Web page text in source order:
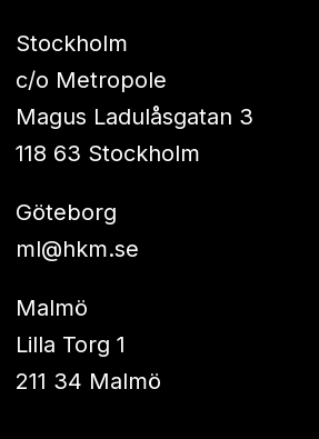
Stockholm
c/o Metropole
Magus Ladulåsgatan 3
118 63 Stockholm
Göteborg
ml@hkm.se
Malmö
Lilla Torg 1
211 34 Malmö